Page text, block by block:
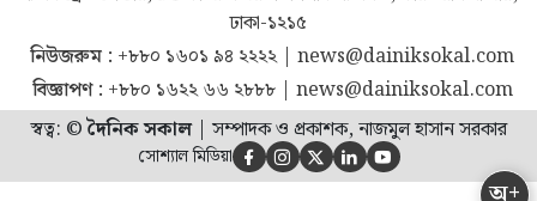
ঢাকা-১২১৫
নিউজরুম : +৮৮০ ১৬০১ ৯৪ ২২২২| news@dainiksokal.com
বিজ্ঞাপণ : +৮৮০ ১৬২২ ৬৬ ২৮৮৮| news@dainiksokal.com
স্বত্ব: ©দৈনিক সকাল| সম্পাদক ও প্রকাশক, নাজমুল হাসান সরকার
সোশ্যাল মিডিয়া     